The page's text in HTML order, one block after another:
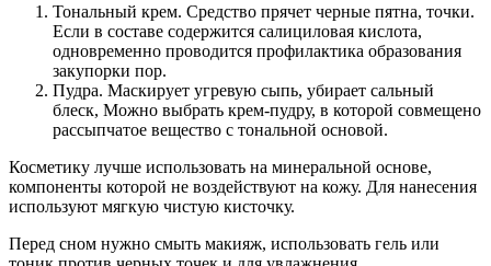
Тональный крем. Средство прячет черные пятна, точки.
Если в составе содержится салициловая кислота,
одновременно проводится профилактика образования
закупорки пор.
Пудра. Маскирует угревую сыпь, убирает сальный
блеск, Можно выбрать крем-пудру, в которой совмещено
рассыпчатое вещество с тональной основой.
Косметику лучше использовать на минеральной основе,
компоненты которой не воздействуют на кожу. Для нанесения
используют мягкую чистую кисточку.
Перед сном нужно смыть макияж, использовать гель или